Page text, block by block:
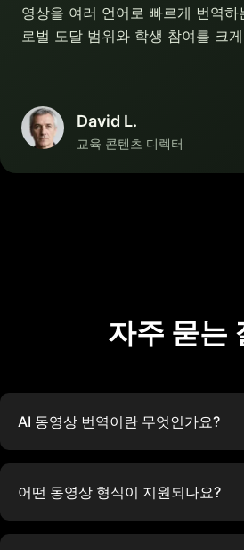
영상을 여러 언어로 빠르게 번역
로벌 도달 범위와 학생 참여를 크
David L.
교육 콘텐츠 디렉터
자주 묻는
AI 동영상 번역이란 무엇인가요?
어떤 동영상 형식이 지원되나요?